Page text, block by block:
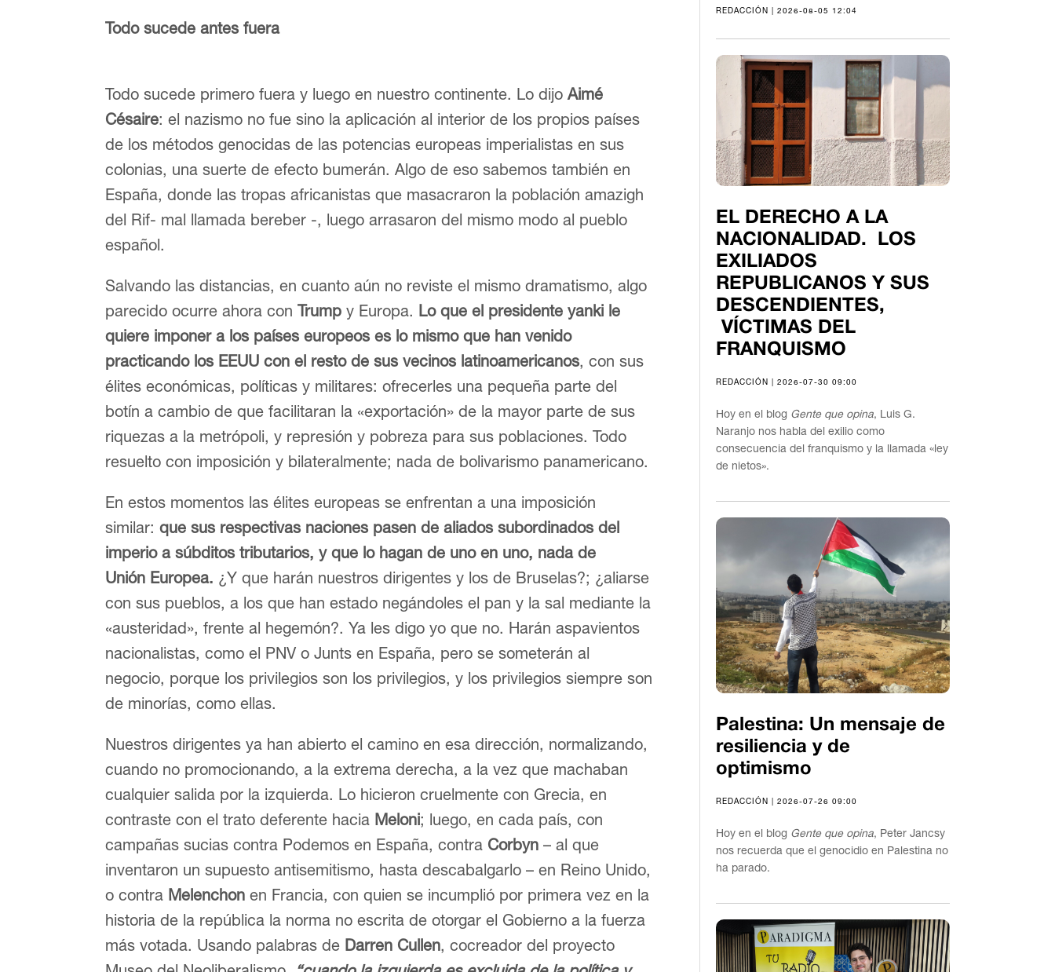
Todo sucede antes fuera
Todo sucede primero fuera y luego en nuestro continente. Lo dijoAimé
Césaire: el nazismo no fue sino la aplicación al interior de los propios países
de los métodos genocidas de las potencias europeas imperialistas en sus
colonias, una suerte de efecto bumerán. Algo de eso sabemos también en
España, donde las tropas africanistas que masacraron la población amazigh
del Rif- mal llamada bereber -, luego arrasaron del mismo modo al pueblo
español.
Salvando las distancias, en cuanto aún no reviste el mismo dramatismo, algo
parecido ocurre ahora conTrump y Europa. Lo que el presidente yanki le
quiere imponer a los países europeos es lo mismo que han venido
practicando los EEUU con el resto de sus vecinos latinoamericanos, con sus
élites económicas, políticas y militares: ofrecerles una pequeña parte del
botín a cambio de que facilitaran la «exportación» de la mayor parte de sus
riquezas a la metrópoli, y represión y pobreza para sus poblaciones. Todo
resuelto con imposición y bilateralmente; nada de bolivarismo panamericano.
En estos momentos las élites europeas se enfrentan a una imposición
similar:que sus respectivas naciones pasen de aliados subordinados del
imperio a súbditos tributarios, y que lo hagan de uno en uno, nada de
Unión Europea. ¿Y que harán nuestros dirigentes y los de Bruselas?; ¿aliarse
con sus pueblos, a los que han estado negándoles el pan y la sal mediante la
«austeridad», frente al hegemón?. Ya les digo yo que no. Harán aspavientos
nacionalistas, como el PNV o Junts en España, pero se someterán al
negocio, porque los privilegios son los privilegios, y los privilegios siempre son
de minorías, como ellas.
Nuestros dirigentes ya han abierto el camino en esa dirección, normalizando,
cuando no promocionando, a la extrema derecha, a la vez que machaban
cualquier salida por la izquierda. Lo hicieron cruelmente con Grecia, en
contraste con el trato deferente hacia Meloni; luego, en cada país, con
campañas sucias contra Podemos en España, contra Corbyn– al que
inventaron un supuesto antisemitismo, hasta descabalgarlo – en Reino Unido,
o contra Melenchonen Francia, con quien se incumplió por primera vez en la
historia de la república la norma no escrita de otorgar el Gobierno a la fuerza
más votada. Usando palabras de Darren Cullen, cocreador del proyecto
REDACCIÓN | 2026-08-05 12:04
EL DERECHO A LA
NACIONALIDAD. LOS
EXILIADOS
REPUBLICANOS Y SUS
DESCENDIENTES,
VÍCTIMAS DEL
FRANQUISMO
REDACCIÓN | 2026-07-30 09:00
Hoy en el blog Gente que opina, Luis G.
Naranjo nos habla del exilio como
consecuencia del franquismo y la llamada «ley
de nietos».
Palestina: Un mensaje de
resiliencia y de
optimismo
REDACCIÓN | 2026-07-26 09:00
Hoy en el blog Gente que opina, Peter Jancsy
nos recuerda que el genocidio en Palestina no
ha parado.